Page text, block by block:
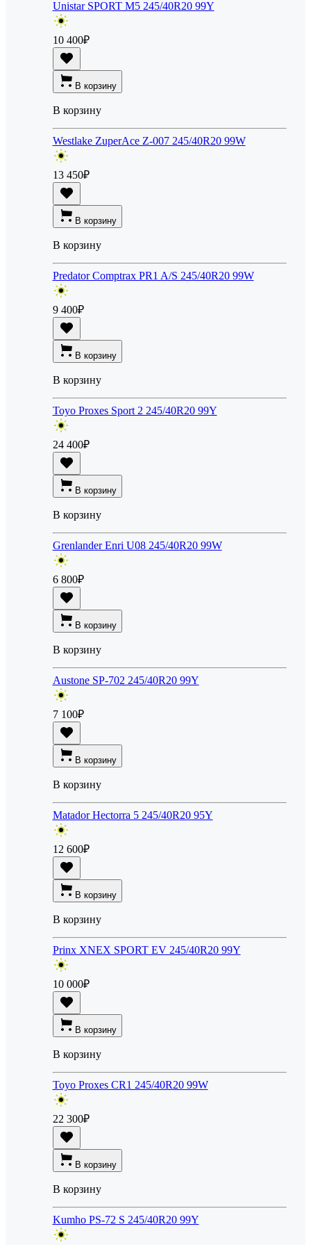
Unistar SPORT M5 245/40R20 99Y
10 400₽
В корзину
В корзину
Westlake ZuperAce Z-007 245/40R20 99W
13 450₽
В корзину
В корзину
Predator Comptrax PR1 A/S 245/40R20 99W
9 400₽
В корзину
В корзину
Toyo Proxes Sport 2 245/40R20 99Y
24 400₽
В корзину
В корзину
Grenlander Enri U08 245/40R20 99W
6 800₽
В корзину
В корзину
Austone SP-702 245/40R20 99Y
7 100₽
В корзину
В корзину
Matador Hectorra 5 245/40R20 95Y
12 600₽
В корзину
В корзину
Prinx XNEX SPORT EV 245/40R20 99Y
10 000₽
В корзину
В корзину
Toyo Proxes CR1 245/40R20 99W
22 300₽
В корзину
В корзину
Kumho PS-72 S 245/40R20 99Y